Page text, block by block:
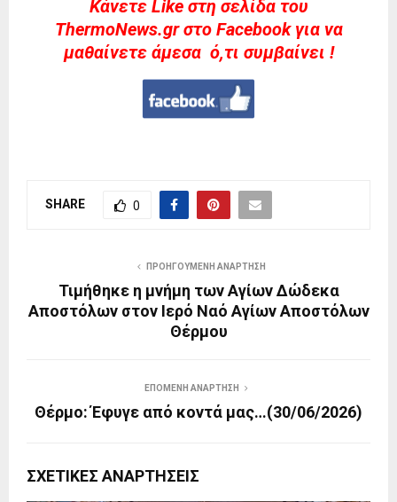
Kάνετε Like στη σελίδα του
ThermoNews.gr στο Facebook για να
μαθαίνετε άμεσα ό,τι συμβαίνει !
SHARE 0
ΠΡΟΗΓΟΎΜΕΝΗ ΑΝΆΡΤΗΣΗ
Τιμήθηκε η μνήμη των Αγίων Δώδεκα
Αποστόλων στον Ιερό Ναό Αγίων Αποστόλων
Θέρμου
ΕΠΌΜΕΝΗ ΑΝΆΡΤΗΣΗ
Θέρμο: Έφυγε από κοντά μας…(30/06/2026)
ΣΧΕΤΙΚΈΣ ΑΝΑΡΤΉΣΕΙΣ